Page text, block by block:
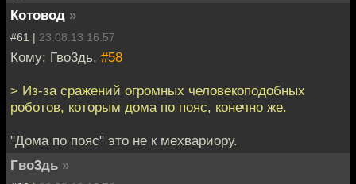
Котовод »
#61 | 23.08.13 16:57
Кому: Гво3дь, #58
> Из-за сражений огромных человекоподобных
роботов, которым дома по пояс, конечно же.
"Дома по пояс" это не к мехвариору.
Гво3дь »